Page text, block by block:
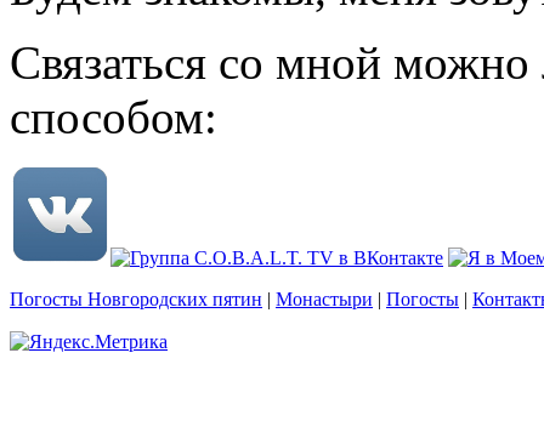
Связаться со мной
способом:
Погосты Новгородских пятин | Монастыри | Погосты |